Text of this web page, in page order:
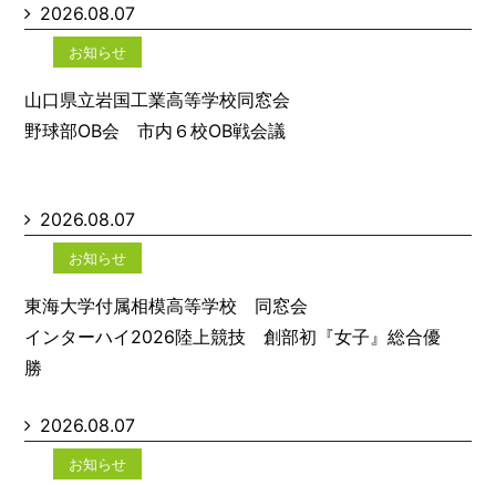
2026.08.07
お知らせ
山口県立岩国工業高等学校同窓会
野球部OB会 市内６校OB戦会議
2026.08.07
お知らせ
東海大学付属相模高等学校 同窓会
インターハイ2026陸上競技 創部初『女子』総合優
勝
2026.08.07
お知らせ